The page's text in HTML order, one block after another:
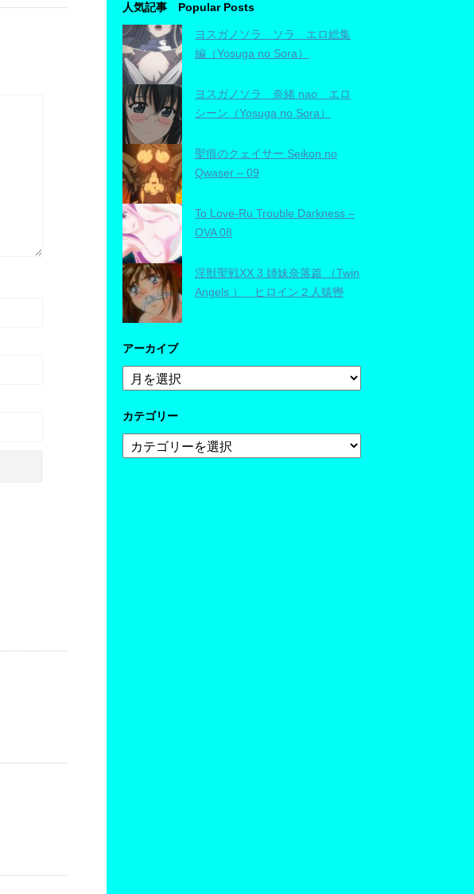
人気記事 Popular Posts
ヨスガノソラ ソラ エロ総集
編（Yosuga no Sora）
ヨスガノソラ 奈緒 nao エロ
シーン（Yosuga no Sora）
聖痕のクェイサー Seikon no
Qwaser – 09
To Love-Ru Trouble Darkness –
OVA 08
淫獣聖戦XX 3 姉妹奈落篇 （Twin
Angels ） ヒロイン２人猿轡
アーカイブ
ア
ー
イ
カテゴリー
テ